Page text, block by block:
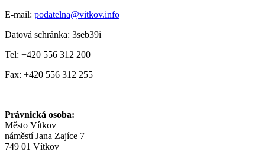
E-mail: podatelna@vitkov.info
Datová schránka: 3seb39i
Tel: +420 556 312 200
Fax: +420 556 312 255
Právnická osoba:
Město Vítkov
náměstí Jana Zajíce 7
749 01 Vítkov